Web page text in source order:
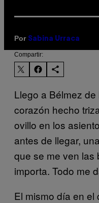
Por Sabina Urraca
Compartir:
Llego a Bélmez
corazón hecho
ovillo en los
antes de llegar,
que se me ven las
importa. Todo me
El mismo día en el